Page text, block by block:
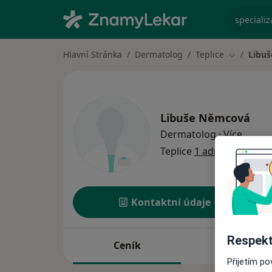
Hlavní Stránka Dermatolog Teplice Změna
Libuše Němcová
Dermatolog·Víceo
Teplice 1 adresa
Kontaktní údaje
Ceník Adresy
Přijetím